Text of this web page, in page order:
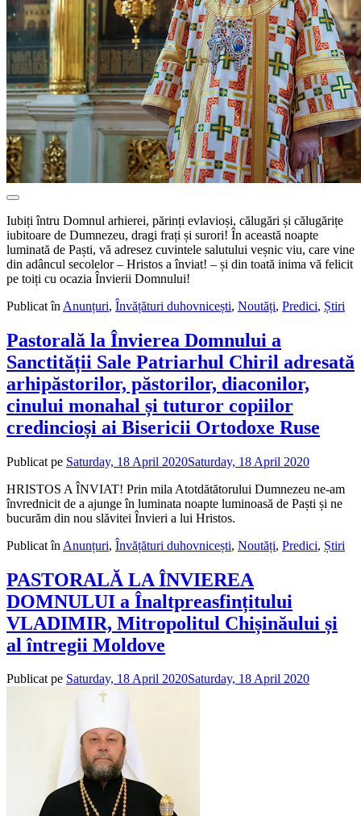
Iubiți întru Domnul arhierei, părinți evlavioși, călugări și călugărițe
iubitoare de Dumnezeu, dragi frați și surori! În această noapte
luminată de Paști, vă adresez cuvintele salutului veșnic viu, care vine
din adâncul secolelor – Hristos a înviat! – și din toată inima vă felicit
pe toiți cu ocazia Învierii Domnului!
Publicat în Anunțuri, Învățături duhovnicești, Noutăți, Predici, Știri
Pastorală la Învierea Domnului a
Sanctității Sale Patriarhul Chiril adresată
arhipăstorilor, păstorilor, diaconilor,
cinului monahal și tuturor copiilor
credincioși ai Bisericii Ortodoxe Ruse
Publicat pe Saturday, 18 April 2020Saturday, 18 April 2020
HRISTOS A ÎNVIAT! Prin mila Atotdătătorului Dumnezeu ne-am
învrednicit de a ajunge în luminata noapte luminoasă de Paști și ne
bucurăm din nou slăvitei Învieri a lui Hristos.
Publicat în Anunțuri, Învățături duhovnicești, Noutăți, Predici, Știri
PASTORALĂ LA ÎNVIEREA
DOMNULUI a Înaltpreasfințitului
VLADIMIR, Mitropolitul Chișinăului și
al întregii Moldove
Publicat pe Saturday, 18 April 2020Saturday, 18 April 2020